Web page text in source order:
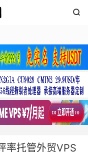

率托管外贸VPS